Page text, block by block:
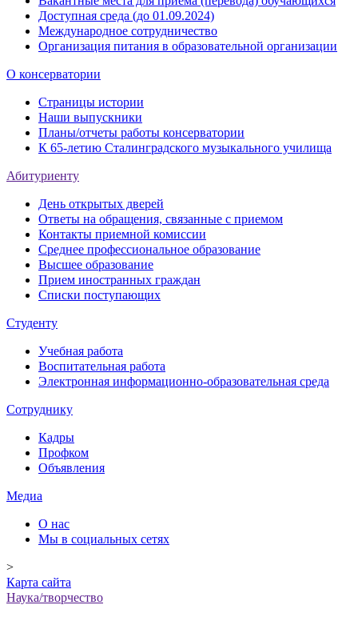
Доступная среда (до 01.09.2024)
Международное сотрудничество
Организация питания в образовательной организации
О консерватории
Страницы истории
Наши выпускники
Планы/отчеты работы консерватории
К 65-летию Сталинградского музыкального училища
Абитуриенту
День открытых дверей
Ответы на обращения, связанные с приемом
Контакты приемной комиссии
Среднее профессиональное образование
Высшее образование
Прием иностранных граждан
Списки поступающих
Студенту
Учебная работа
Воспитательная работа
Электронная информационно-образовательная среда
Сотруднику
Кадры
Профком
Объявления
Медиа
О нас
Мы в социальных сетях
>
Карта сайта
Наука/творчество